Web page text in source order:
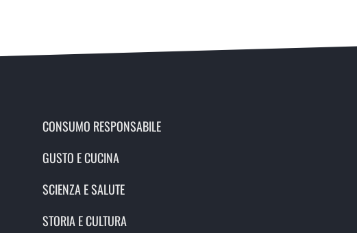
CONSUMO RESPONSABILE
GUSTO E CUCINA
SCIENZA E SALUTE
STORIA E CULTURA